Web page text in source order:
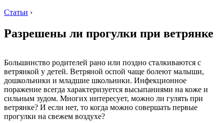
Статьи ›
Разрешены ли прогулки при ветрянке
Большинство родителей рано или поздно сталкиваются с
ветрянкой у детей. Ветряной оспой чаще болеют малыши,
дошкольники и младшие школьники. Инфекционное
поражение всегда характеризуется высыпаниями на коже и
сильным зудом. Многих интересует, можно ли гулять при
ветрянке? И если нет, то когда можно совершать первые
прогулки на свежем воздухе?